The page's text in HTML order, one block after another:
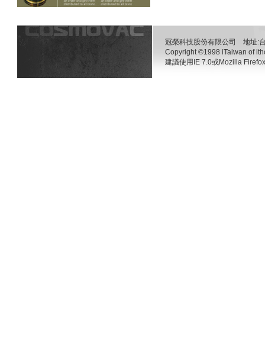
冠榮科技股份有限公司 地址:
Copyright ©1998 iTaiwan of
建議使用IE 7.0或Mozilla